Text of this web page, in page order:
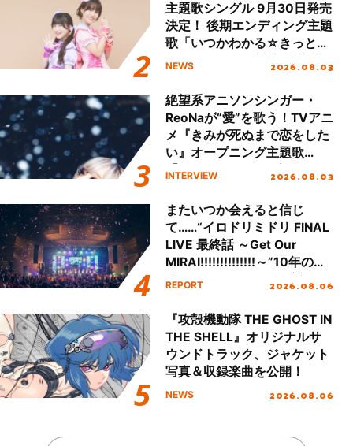
主題歌シングル 9月30日発売
決定！ 後期エンディング主題
歌「いつかわかる☆きっとあ
える」TVサイズ先行配信開
NEWS 2026.08.03
絶望系アニソンシンガー・
ReoNaが“愛”を歌う！TVアニ
メ『きみが死ぬまで恋をした
い』オープニング主題歌
「Amore」インタビュー
INTERVIEW 2026.08.03
またいつか会えると信じ
て……“イロドリミドリ FINAL
LIVE 最終話 ～Get Our
MIRAI!!!!!!!!!!!!!!～”10年の活
動を経てファイナルを迎える
REPORT 2026.08.06
『攻殻機動隊 THE GHOST IN
THE SHELL』オリジナルサ
ウンドトラック、ジャケット
写真＆収録楽曲を公開！
NEWS 2026.08.06